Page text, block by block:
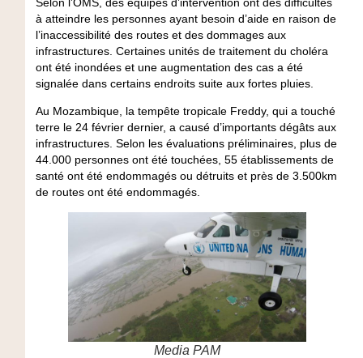
à atteindre les personnes ayant besoin d’aide en raison de
l’inaccessibilité des routes et des dommages aux
infrastructures. Certaines unités de traitement du choléra
ont été inondées et une augmentation des cas a été
signalée dans certains endroits suite aux fortes pluies.
Au Mozambique, la tempête tropicale Freddy, qui a touché
terre le 24 février dernier, a causé d’importants dégâts aux
infrastructures. Selon les évaluations préliminaires, plus de
44.000 personnes ont été touchées, 55 établissements de
santé ont été endommagés ou détruits et près de 3.500km
de routes ont été endommagés.
Media PAM